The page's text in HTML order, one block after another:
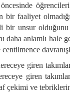
faaliyet
bir unsur
daha anlamlı
giren
giren
çekimi ve